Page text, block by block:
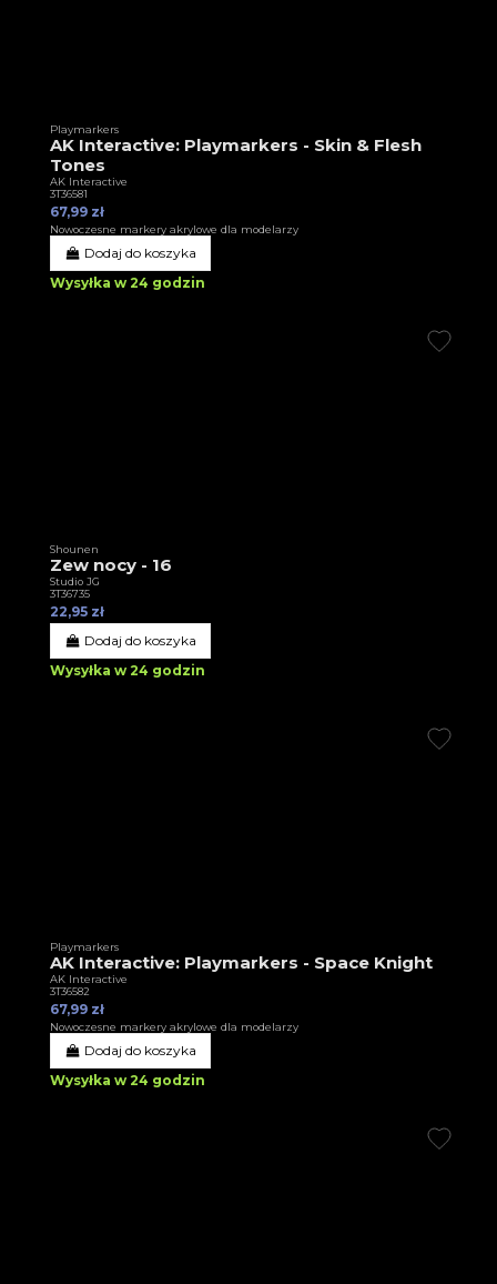
Playmarkers
AK Interactive: Playmarkers - Skin & Flesh
Tones
AK Interactive
3T36581
67,99 zł
Nowoczesne markery akrylowe dla modelarzy
Dodaj do koszyka
Wysyłka w 24 godzin
Shounen
Zew nocy - 16
Studio JG
3T36735
22,95 zł
Dodaj do koszyka
Wysyłka w 24 godzin
Playmarkers
AK Interactive: Playmarkers - Space Knight
AK Interactive
3T36582
67,99 zł
Nowoczesne markery akrylowe dla modelarzy
Dodaj do koszyka
Wysyłka w 24 godzin